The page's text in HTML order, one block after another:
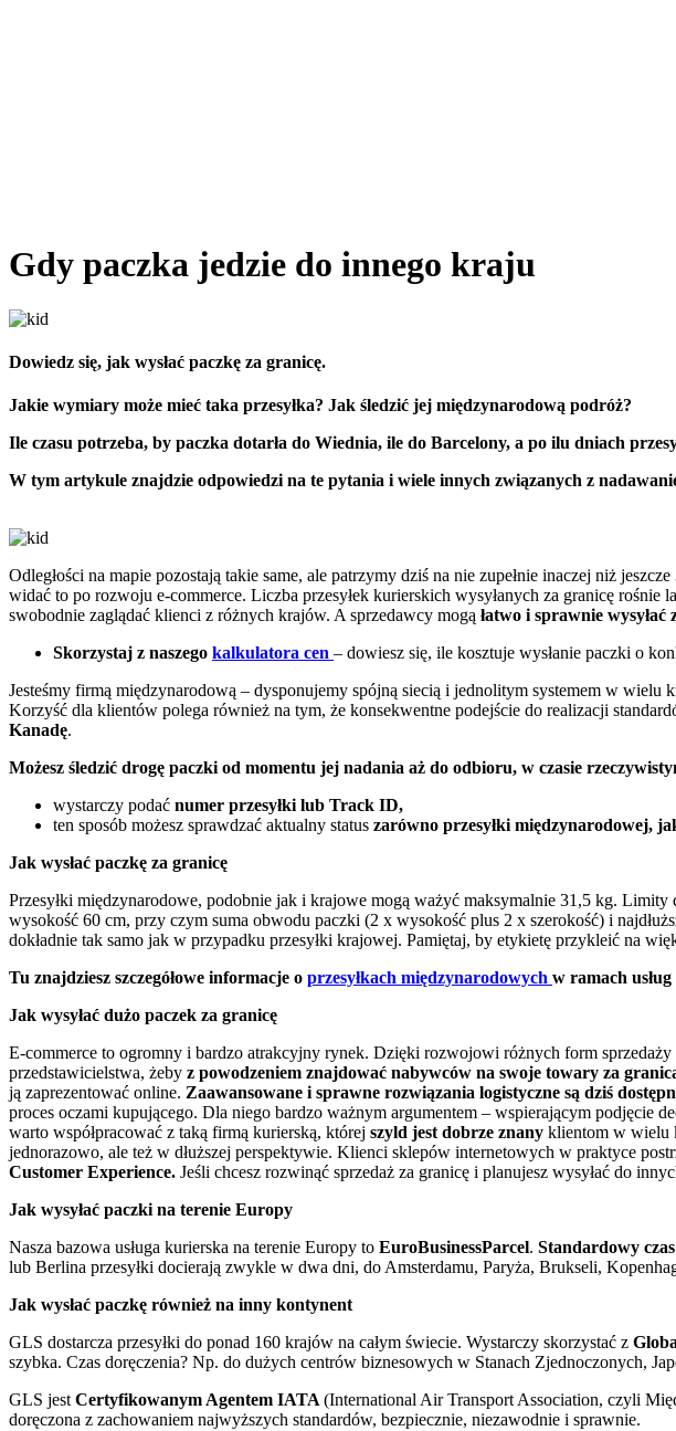
Gdy paczka jedzie do innego kraju
Dowiedz się, jak wysłać paczkę za granicę.
Jakie wymiary może mieć taka przesyłka? Jak śledzić jej międzynarodową podróż?
Ile czasu potrzeba, by paczka dotarła do Wiednia, ile do Barcelony, a po ilu dniach
W tym artykule znajdzie odpowiedzi na te pytania i wiele innych związanych z
Odległości na mapie pozostają takie same, ale patrzymy dziś na nie zupełnie inaczej niż
widać to po rozwoju e-commerce. Liczba przesyłek kurierskich wysyłanych za granicę
swobodnie zaglądać klienci z różnych krajów. A sprzedawcy mogą łatwo i sprawnie
Skorzystaj z naszego kalkulatora cen – dowiesz się, ile kosztuje wysłanie paczki o
Jesteśmy firmą międzynarodową – dysponujemy spójną siecią i jednolitym systemem w
Korzyść dla klientów polega również na tym, że konsekwentne podejście do realizacji
Kanadę.
Możesz śledzić drogę paczki od momentu jej nadania aż do odbioru, w czasie
wystarczy podać numer przesyłki lub Track ID,
ten sposób możesz sprawdzać aktualny status zarówno przesyłki międzynarodowej,
Jak wysłać paczkę za granicę
Przesyłki międzynarodowe, podobnie jak i krajowe mogą ważyć maksymalnie 31,5 kg.
wysokość 60 cm, przy czym suma obwodu paczki (2 x wysokość plus 2 x szerokość) i
dokładnie tak samo jak w przypadku przesyłki krajowej. Pamiętaj, by etykietę przykleić na
Tu znajdziesz szczegółowe informacje o przesyłkach międzynarodowych w ramach
Jak wysyłać dużo paczek za granicę
E-commerce to ogromny i bardzo atrakcyjny rynek. Dzięki rozwojowi różnych form
przedstawicielstwa, żeby z powodzeniem znajdować nabywców na swoje towary za
ją zaprezentować online. Zaawansowane i sprawne rozwiązania logistyczne są dziś
proces oczami kupującego. Dla niego bardzo ważnym argumentem – wspierającym podjęcie
warto współpracować z taką firmą kurierską, której szyld jest dobrze znany klientom w wielu
jednorazowo, ale też w dłuższej perspektywie. Klienci sklepów internetowych w praktyce
Customer Experience. Jeśli chcesz rozwinąć sprzedaż za granicę i planujesz wysyłać do
Jak wysyłać paczki na terenie Europy
Nasza bazowa usługa kurierska na terenie Europy to EuroBusinessParcel. Standardowy
lub Berlina przesyłki docierają zwykle w dwa dni, do Amsterdamu, Paryża, Brukseli,
Jak wysłać paczkę również na inny kontynent
GLS dostarcza przesyłki do ponad 160 krajów na całym świecie. Wystarczy skorzystać z
szybka. Czas doręczenia? Np. do dużych centrów biznesowych w Stanach Zjednoczonych,
GLS jestCertyfikowanym Agentem IATA(International Air Transport Association, czyli
doręczona z zachowaniem najwyższych standardów, bezpiecznie, niezawodnie i sprawnie.